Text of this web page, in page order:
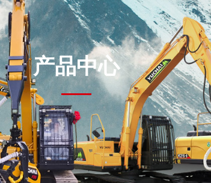
产品中心